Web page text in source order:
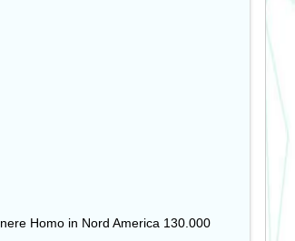
Homo in Nord America 130.000